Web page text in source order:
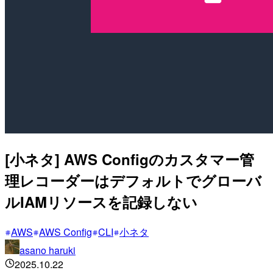
[小ネタ] AWS Configのカスタマー管
理レコーダーはデフォルトでグローバ
ルIAMリソースを記録しない
AWS AWS Config CLI 小ネタ
asano haruki
2025.10.22